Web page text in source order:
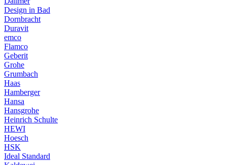
Design in Bad
Dornbracht
Duravit
emco
Flamco
Geberit
Grohe
Grumbach
Haas
Hamberger
Hansa
Hansgrohe
Heinrich Schulte
HEWI
Hoesch
HSK
Ideal Standard